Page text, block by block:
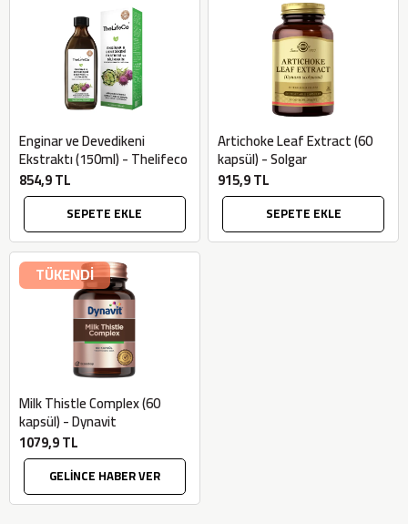
Enginar ve Devedikeni
Ekstraktı (150ml) - Thelifeco
854,9 TL
SEPETE EKLE
Artichoke Leaf Extract (60
kapsül) - Solgar
915,9 TL
SEPETE EKLE
TÜKENDİ
Milk Thistle Complex (60
kapsül) - Dynavit
1079,9 TL
GELİNCE HABER VER